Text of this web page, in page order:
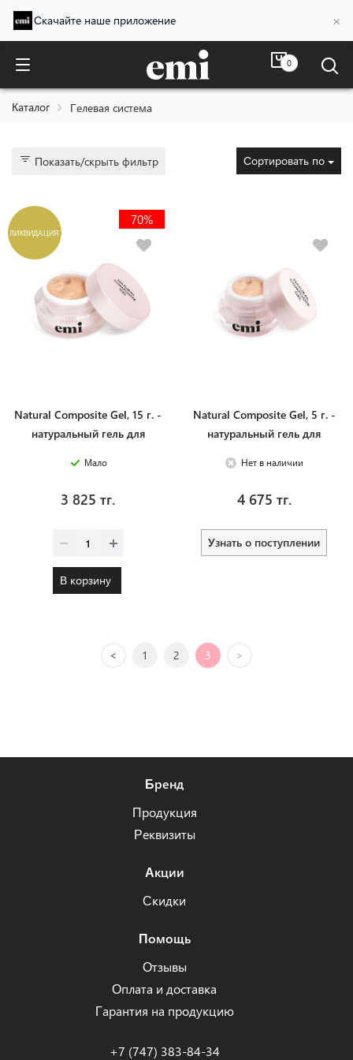
Скачайте наше приложение ×
0
Гелевая система
Каталог Гелевая система
Показать/скрыть фильтр Сортировать по
ЛИКВИДАЦИЯ
70%
Natural Composite Gel, 15 г. -
натуральный гель для
запечатывания натуральных
Мало
3 825 тг.
В корзину
Natural Composite Gel, 5 г. -
натуральный гель для
запечатывания натуральных
Нет в наличии
4 675 тг.
Узнать о поступлении
< 1 2 3 >
Бренд
Продукция
Реквизиты
Акции
Скидки
Помощь
Отзывы
Оплата и доставка
Гарантия на продукцию
+7 (747) 383-84-34